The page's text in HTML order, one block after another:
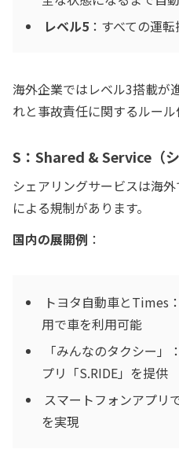
レベル5 ：すべての運
海外企業ではレベル3搭載が
れと事故責任に関するルール
S：Shared & Service（
シェアリングサービスは海
による規制があります。
国内の展開例 ：
トヨタ自動車とTimes
用で車を利用可能
「みんなのタクシー
プリ「S.RIDE」を提供
スマートフォンアプリ
を実現